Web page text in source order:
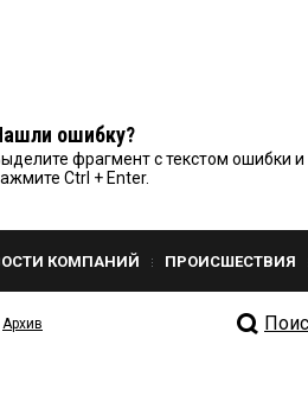
ошибку?
фрагмент с текстом ошибки и
Ctrl + Enter.
КОМПАНИЙ ПРОИСШЕСТВИЯ
Архив